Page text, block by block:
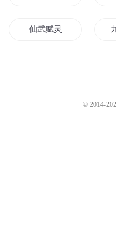
仙武赋灵
© 2014-